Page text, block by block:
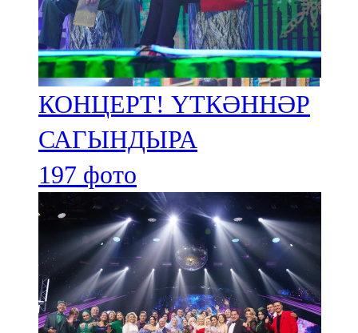
КОНЦЕРТ! ҮТКӘННӘР
САГЫНДЫРА
197 фото